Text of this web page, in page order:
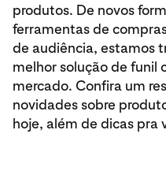
produtos. De novos
ferramentas de
de audiência, estamos
melhor solução de funil
mercado. Confira um
novidades sobre
hoje, além de dicas pra